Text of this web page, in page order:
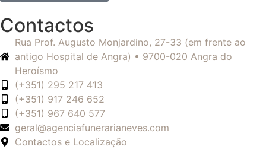
Contactos
Rua Prof. Augusto Monjardino, 27-33 (em frente ao
antigo Hospital de Angra) • 9700-020 Angra do
Heroísmo
(+351) 295 217 413
(+351) 917 246 652
(+351) 967 640 577
geral@agenciafunerarianeves.com
Contactos e Localização